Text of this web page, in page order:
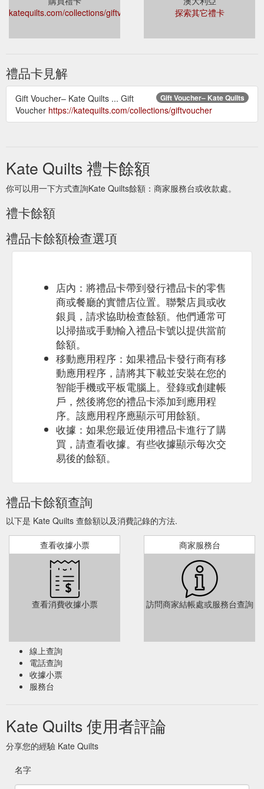
katequilts.com/collections/giftvoucher
探索其它禮卡
禮品卡見解
Gift Voucher– Kate Quilts
Gift Voucher– Kate Quilts ... Gift
Voucher https://katequilts.com/collections/giftvoucher
Kate Quilts 禮卡餘額
你可以用一下方式查詢Kate Quilts餘額：商家服務台或收款處。
禮卡餘額
禮品卡餘額檢查選項
店內：將禮品卡帶到發行禮品卡的零售
商或餐廳的實體店位置。聯繫店員或收
銀員，請求協助檢查餘額。他們通常可
以掃描或手動輸入禮品卡號以提供當前
餘額。
移動應用程序：如果禮品卡發行商有移
動應用程序，請將其下載並安裝在您的
智能手機或平板電腦上。登錄或創建帳
戶，然後將您的禮品卡添加到應用程
序。該應用程序應顯示可用餘額。
收據：如果您最近使用禮品卡進行了購
買，請查看收據。有些收據顯示每次交
易後的餘額。
禮品卡餘額查詢
以下是 Kate Quilts 查餘額以及消費記錄的方法.
查看收據小票
查看消費收據小票
商家服務台
訪問商家結帳處或服務台查詢
線上查詢
電話查詢
收據小票
服務台
Kate Quilts 使用者評論
分享您的經驗 Kate Quilts
名字